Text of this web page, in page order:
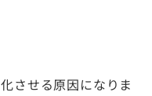
させる原因になりま